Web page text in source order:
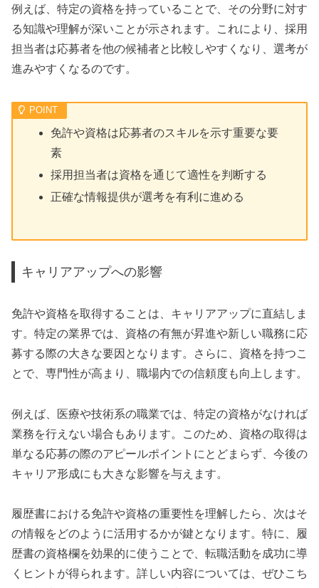
例えば、特定の資格を持っていることで、その分野に対す
る知識や理解が深いことが示されます。これにより、採用
担当者は応募者を他の候補者と比較しやすくなり、選考が
進みやすくなるのです。
免許や資格は応募者のスキルを示す重要な要
素
採用担当者は資格を通じて適性を判断する
正確な情報提供が選考を有利に進める
キャリアアップへの影響
免許や資格を取得することは、キャリアアップに直結しま
す。特定の業界では、資格の有無が昇進や新しい職務に応
募する際の大きな要因となります。さらに、資格を持つこ
とで、専門性が高まり、職場内での信頼度も向上します。
例えば、医療や技術系の職業では、特定の資格がなければ
業務を行えない場合もあります。このため、資格の取得は
単なる応募の際のアピールポイントにとどまらず、今後の
キャリア形成にも大きな影響を与えます。
履歴書における免許や資格の重要性を理解したら、次はそ
の情報をどのように活用するかが鍵となります。特に、履
歴書の資格欄を効果的に使うことで、転職活動を成功に導
くヒントが得られます。詳しい内容については、ぜひこち